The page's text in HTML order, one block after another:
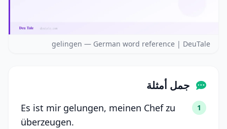
gelingen — German word reference | DeuTale
جمل أمثلة
1
Es ist mir gelungen, meinen Chef zu
überzeugen.